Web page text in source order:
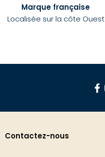
Marque française
Localisée sur la côte Ouest
Contactez-nous